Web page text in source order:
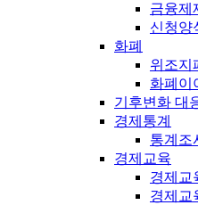
금융제
신청양
화폐
위조지
화폐이
기후변화 대
경제통계
통계조
경제교육
경제교
경제교